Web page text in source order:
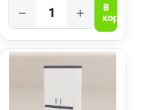
− +